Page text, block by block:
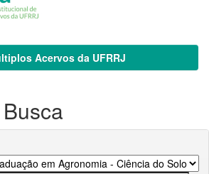
Acervos da UFRRJ